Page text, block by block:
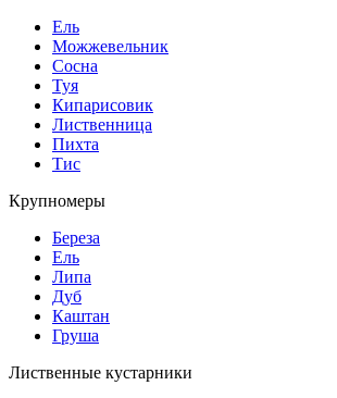
Ель
Можжевельник
Сосна
Туя
Кипарисовик
Лиственница
Пихта
Тис
Крупномеры
Береза
Ель
Липа
Дуб
Каштан
Груша
Лиственные кустарники